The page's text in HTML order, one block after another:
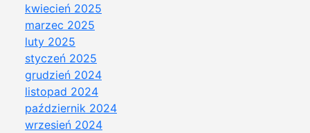
kwiecień 2025
marzec 2025
luty 2025
styczeń 2025
grudzień 2024
listopad 2024
październik 2024
wrzesień 2024